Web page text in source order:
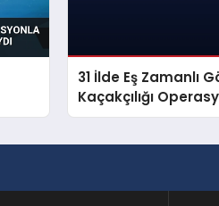
31 İlde Eş Zamanlı
Kaçakçılığı